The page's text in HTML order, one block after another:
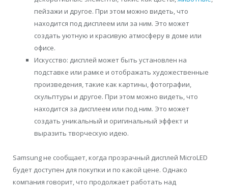
пейзажи и другое. При этом можно видеть, что
находится под дисплеем или за ним. Это может
создать уютную и красивую атмосферу в доме или
офисе.
Искусство: дисплей может быть установлен на
подставке или рамке и отображать художественные
произведения, такие как картины, фотографии,
скульптуры и другое. При этом можно видеть, что
находится за дисплеем или под ним. Это может
создать уникальный и оригинальный эффект и
выразить творческую идею.
Samsung не сообщает, когда прозрачный дисплей MicroLED
будет доступен для покупки и по какой цене. Однако
компания говорит, что продолжает работать над